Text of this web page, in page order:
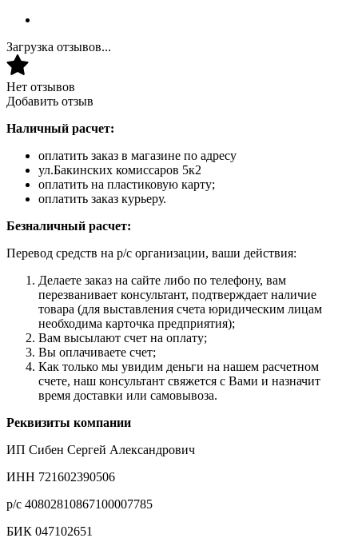
Загрузка отзывов...
Нет отзывов
Добавить отзыв
Наличный расчет:
оплатить заказ в магазине по адресу
ул.Бакинских комиссаров 5к2
оплатить на пластиковую карту;
оплатить заказ курьеру.
Безналичный расчет:
Перевод средств на р/с организации, ваши действия:
Делаете заказ на сайте либо по телефону, вам
перезванивает консультант, подтверждает наличие
товара (для выставления счета юридическим лицам
необходима карточка предприятия);
Вам высылают счет на оплату;
Вы оплачиваете счет;
Как только мы увидим деньги на нашем расчетном
счете, наш консультант свяжется с Вами и назначит
время доставки или самовывоза.
Реквизиты компании
ИП Сибен Сергей Александрович
ИНН 721602390506
р/с 40802810867100007785
БИК 047102651